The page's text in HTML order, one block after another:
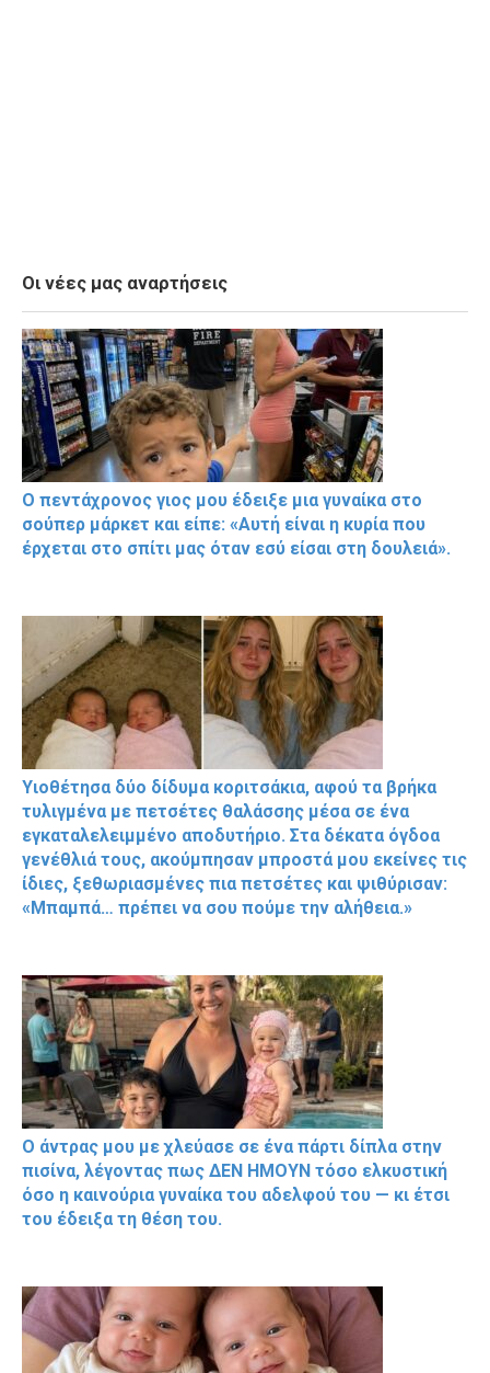
Οι νέες μας αναρτήσεις
Ο πεντάχρονος γιος μου έδειξε μια γυναίκα στο
σούπερ μάρκετ και είπε: «Αυτή είναι η κυρία που
έρχεται στο σπίτι μας όταν εσύ είσαι στη δουλειά».
Υιοθέτησα δύο δίδυμα κοριτσάκια, αφού τα βρήκα
τυλιγμένα με πετσέτες θαλάσσης μέσα σε ένα
εγκαταλελειμμένο αποδυτήριο. Στα δέκατα όγδοα
γενέθλιά τους, ακούμπησαν μπροστά μου εκείνες τις
ίδιες, ξεθωριασμένες πια πετσέτες και ψιθύρισαν:
«Μπαμπά… πρέπει να σου πούμε την αλήθεια.»
Ο άντρας μου με χλεύασε σε ένα πάρτι δίπλα στην
πισίνα, λέγοντας πως ΔΕΝ ΗΜΟΥΝ τόσο ελκυστική
όσο η καινούρια γυναίκα του αδελφού του — κι έτσι
του έδειξα τη θέση του.